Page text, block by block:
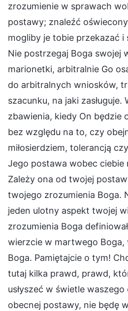
zrozumienie w sprawach
postawy; znaleźć
mogliby je tobie przekazać i
Nie postrzegaj Boga swojej
marionetki, arbitralnie Go
do arbitralnych wniosków,
szacunku, na jaki zasługuje.
zbawienia, kiedy On będzie
bez względu na to, czy
miłosierdziem, tolerancją
Jego postawa wobec ciebie
Zależy ona od twojej
twojego zrozumienia Boga.
jeden ulotny aspekt twojej
zrozumienia Boga
wierzcie w martwego Boga,
Boga. Pamiętajcie o tym!
tutaj kilka prawd, prawd,
usłyszeć w świetle
obecnej postawy, nie będę